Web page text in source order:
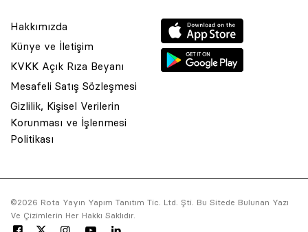
Hakkımızda
Künye ve İletişim
KVKK Açık Rıza Beyanı
Mesafeli Satış Sözleşmesi
Gizlilik, Kişisel Verilerin
Korunması ve İşlenmesi
Politikası
©2026 Rota Yayın Yapım Tanıtım Tic. Ltd. Şti. Bu Sitede Bulunan Yazı
Ve Çizimlerin Her Hakkı Saklıdır.
© 2001 Rota Yayın Yapım Tanıtım Tic. Ltd. Şti. Bu Sitede Bulunan
Asquared WordPress Agencytarafından tasarlanmış ve